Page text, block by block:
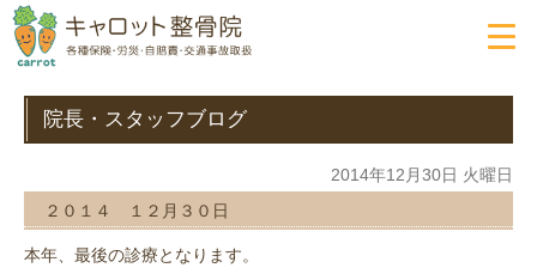
院長・スタッフブログ
2014年12月30日 火曜日
２０１４ １２月３０日
本年、最後の診療となります。